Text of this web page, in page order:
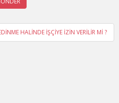
HALİNDE İŞÇİYE İZİN VERİLİR Mİ ?